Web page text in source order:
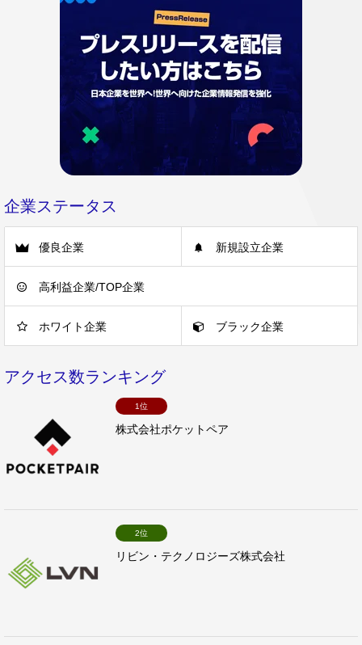
企業ステータス
優良企業 新規設立企業
高利益企業/TOP企業
ホワイト企業 ブラック企業
アクセス数ランキング
1位
株式会社ポケットペア
2位
リビン・テクノロジーズ株式会社